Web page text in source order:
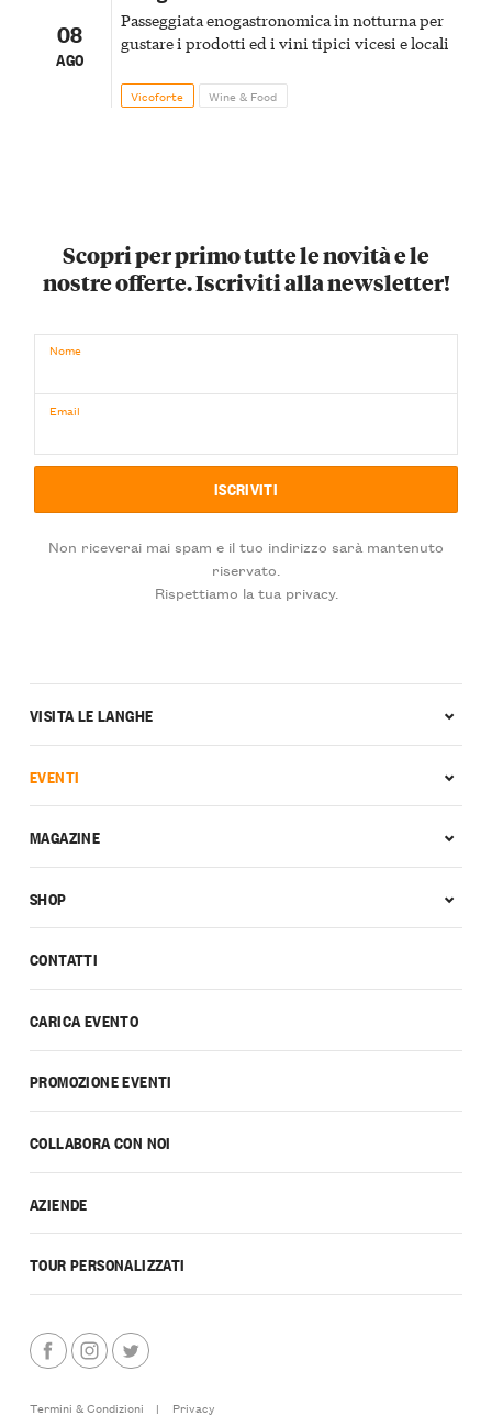
08
AGO
Passeggiata enogastronomica in notturna per
gustare i prodotti ed i vini tipici vicesi e locali
Vicoforte Wine & Food
Scopri per primo tutte le novità e le
nostre offerte. Iscriviti alla newsletter!
Nome
Email
Non riceverai mai spam e il tuo indirizzo sarà mantenuto
riservato.
Rispettiamo la tua privacy.
CONTATTI
CARICA EVENTO
PROMOZIONE EVENTI
COLLABORA CON NOI
AZIENDE
TOUR PERSONALIZZATI
VISITA LE LANGHE
EVENTI
MAGAZINE
SHOP
Termini & Condizioni | Privacy